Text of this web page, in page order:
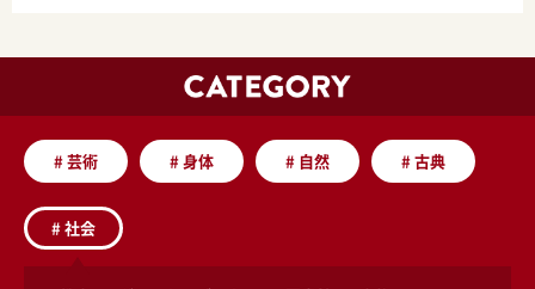
#芸術 #身体 # 自然 #古典
#社会